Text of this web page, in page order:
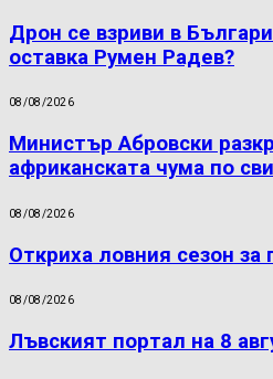
Дрон се взриви в
оставка Румен Радев?
08/08/2026
Министър Абровски
африканската чума по
08/08/2026
Откриха ловния сезон за
08/08/2026
Лъвският портал на 8